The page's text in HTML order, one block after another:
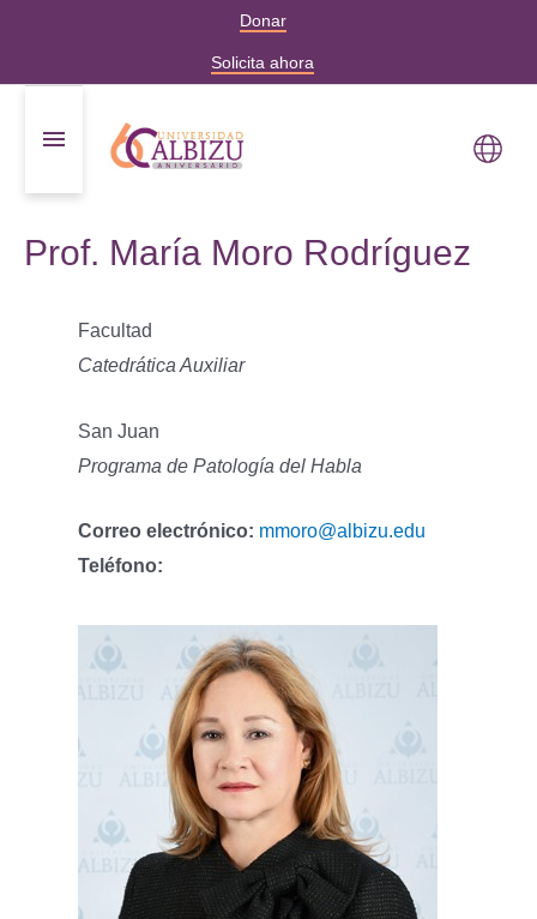
Donar
Solicita ahora
Prof. María Moro Rodríguez
Facultad
Catedrática Auxiliar
San Juan
Programa de Patología del Habla
Correo electrónico: mmoro@albizu.edu
Teléfono: